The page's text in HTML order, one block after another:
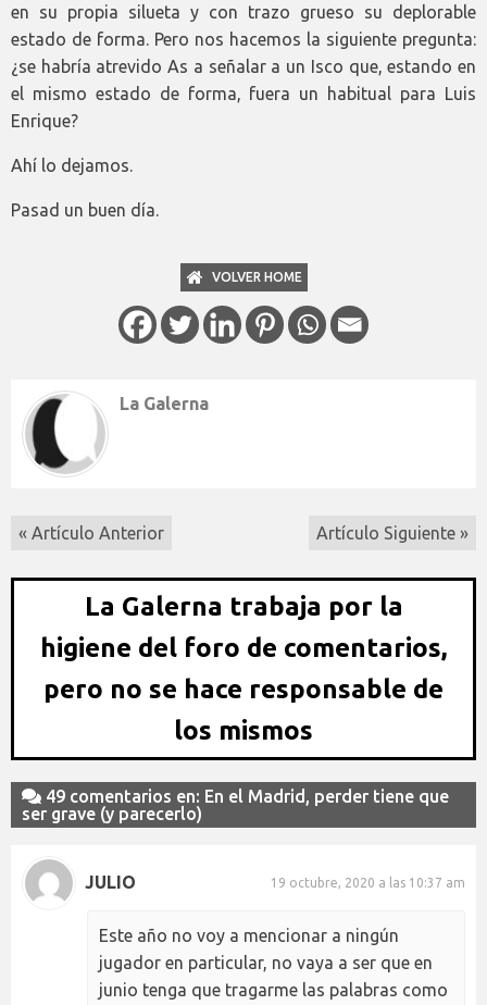
en su propia silueta y con trazo grueso su deplorable
estado de forma. Pero nos hacemos la siguiente pregunta:
¿se habría atrevido As a señalar a un Isco que, estando en
el mismo estado de forma, fuera un habitual para Luis
Enrique?
Ahí lo dejamos.
Pasad un buen día.
VOLVER HOME
La Galerna
« Artículo Anterior Artículo Siguiente »
La Galerna trabaja por la
higiene del foro de comentarios,
pero no se hace responsable de
los mismos
49 comentarios en: En el Madrid, perder tiene que
ser grave (y parecerlo)
JULIO 19 octubre, 2020 a las 10:37 am
Este año no voy a mencionar a ningún
jugador en particular, no vaya a ser que en
junio tenga que tragarme las palabras como